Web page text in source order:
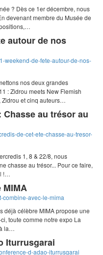
? Dès ce 1er décembre, nous
devenant membre du Musée de
autour de nos
weekend-de-fete-autour-de-nos-
nos deux grandes
: Zidrou meets New Flemish
Zidrou et cinq auteurs…
au trésor au
de-cet-ete-chasse-au-tresor-
1, 8 & 22/8, nous
chasse au trésor... Pour ce faire,
!…
combine-avec-le-mima
déjà célèbre MIMA propose une
toute comme notre expo La
la…
Iturrusgarai
d-adao-iturrusgarai